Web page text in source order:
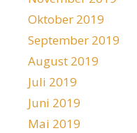
Oktober 2019
September 2019
August 2019
Juli 2019
Juni 2019
Mai 2019